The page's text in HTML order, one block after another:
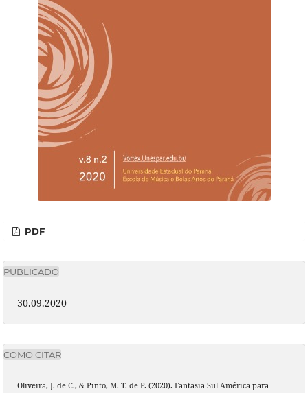
PDF
PUBLICADO
30.09.2020
COMO CITAR
Oliveira, J. de C., & Pinto, M. T. de P. (2020). Fantasia Sul América para